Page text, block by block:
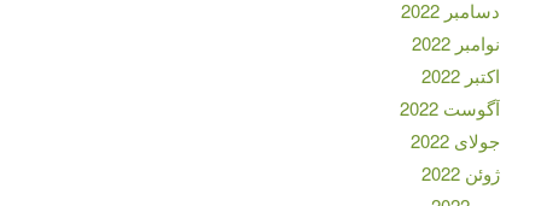
دسامبر 2022
نوامبر 2022
اکتبر 2022
آگوست 2022
جولای 2022
ژوئن 2022